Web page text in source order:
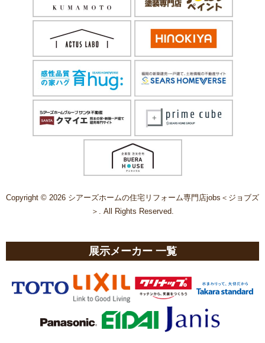
Copyright © 2026 シアーズホームの住宅リフォーム専門店jobs＜ジョブズ
＞. All Rights Reserved.
展示メーカー 一覧